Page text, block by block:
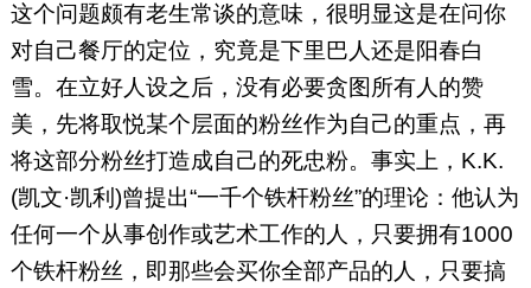
这个问题颇有老生常谈的意味，很明显这是在问你
对自己餐厅的定位，究竟是下里巴人还是阳春白
雪。在立好人设之后，没有必要贪图所有人的赞
美，先将取悦某个层面的粉丝作为自己的重点，再
将这部分粉丝打造成自己的死忠粉。事实上，K.K.
(凯文·凯利)曾提出“一千个铁杆粉丝”的理论：他认为
任何一个从事创作或艺术工作的人，只要拥有1000
个铁杆粉丝，即那些会买你全部产品的人，只要搞